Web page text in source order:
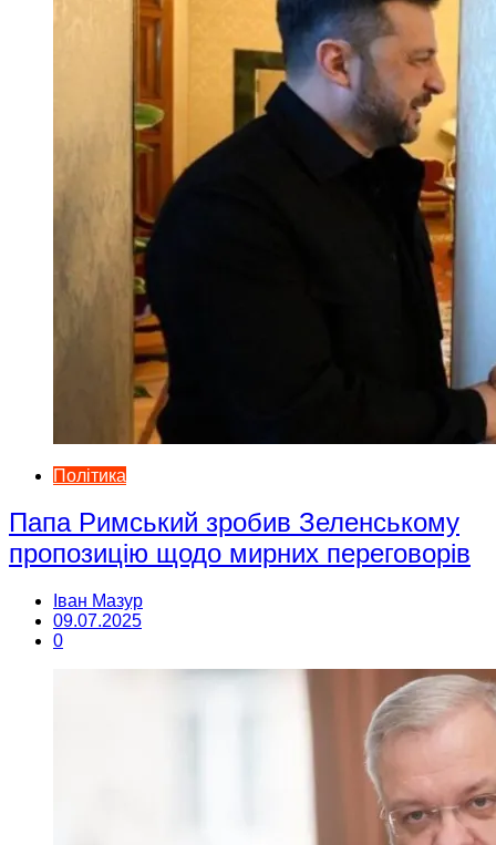
Політика
Папа Римський зробив Зеленському
пропозицію щодо мирних переговорів
Іван Мазур
09.07.2025
0